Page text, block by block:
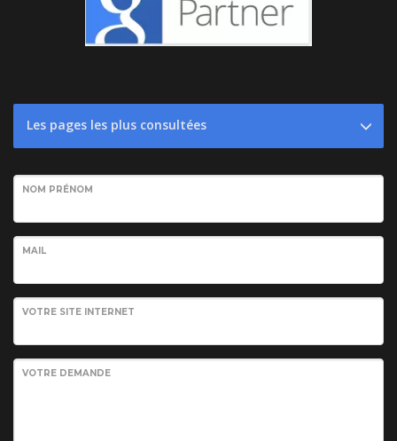
Les pages les plus consultées
NOM PRÉNOM
MAIL
VOTRE SITE INTERNET
VOTRE DEMANDE